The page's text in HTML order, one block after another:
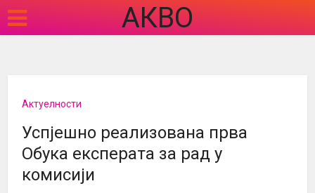
АКВО
Актуелности
Успјешно реализована прва
Oбука експерата за рад у
комисији